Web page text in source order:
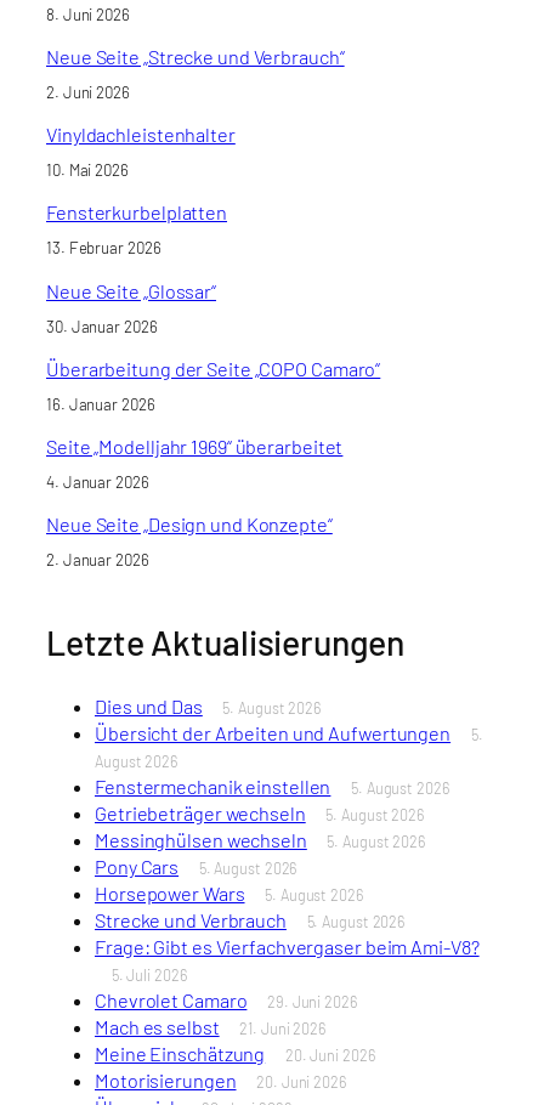
8. Juni 2026
Neue Seite „Strecke und Verbrauch“
2. Juni 2026
Vinyldachleistenhalter
10. Mai 2026
Fensterkurbelplatten
13. Februar 2026
Neue Seite „Glossar“
30. Januar 2026
Überarbeitung der Seite „COPO Camaro“
16. Januar 2026
Seite „Modelljahr 1969“ überarbeitet
4. Januar 2026
Neue Seite „Design und Konzepte“
2. Januar 2026
Letzte Aktualisierungen
Dies und Das 5. August 2026
Übersicht der Arbeiten und Aufwertungen
5.
August 2026
Fenstermechanik einstellen 5. August 2026
Getriebeträger wechseln 5. August 2026
Messinghülsen wechseln 5. August 2026
Pony Cars 5. August 2026
Horsepower Wars 5. August 2026
Strecke und Verbrauch 5. August 2026
Frage: Gibt es Vierfachvergaser beim Ami-V8?
5. Juli 2026
Chevrolet Camaro 29. Juni 2026
Mach es selbst 21. Juni 2026
Meine Einschätzung 20. Juni 2026
Motorisierungen 20. Juni 2026